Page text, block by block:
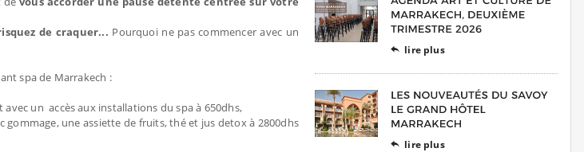
de craquer... Pourquoi ne pas commencer avec un
spa de Marrakech :
un accès aux installations du spa à 650dhs,
gommage, une assiette de fruits, thé et jus detox à 2800dhs
 lire plus
 lire plus